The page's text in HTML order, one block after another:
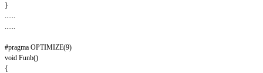
}
......
......
#pragma OPTIMIZE(9)
void Funb()
{